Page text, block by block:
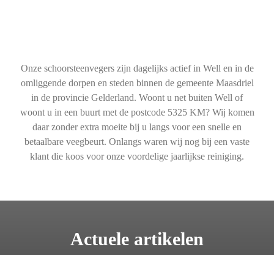
Onze schoorsteenvegers zijn dagelijks actief in Well en in de
omliggende dorpen en steden binnen de gemeente Maasdriel
in de provincie Gelderland. Woont u net buiten Well of
woont u in een buurt met de postcode 5325 KM? Wij komen
daar zonder extra moeite bij u langs voor een snelle en
betaalbare veegbeurt. Onlangs waren wij nog bij een vaste
klant die koos voor onze voordelige jaarlijkse reiniging.
Actuele artikelen